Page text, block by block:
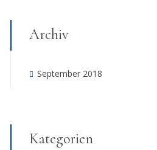
Archiv
September 2018
Kategorien